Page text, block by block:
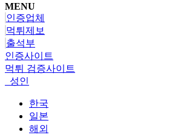
MENU
인증업체
먹튀제보
출석부
인증사이트
먹튀 검증사이트
성인
한국
일본
해외